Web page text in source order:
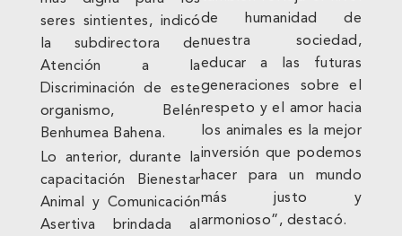
seres sintientes, indicó
la subdirectora de
Atención a la
Discriminación de este
organismo, Belén
Benhumea Bahena.
Lo anterior, durante la
capacitación Bienestar
Animal y Comunicación
Asertiva brindada al
de humanidad de
nuestra sociedad,
educar a las futuras
generaciones sobre el
respeto y el amor hacia
los animales es la mejor
inversión que podemos
hacer para un mundo
más justo y
armonioso”, destacó.